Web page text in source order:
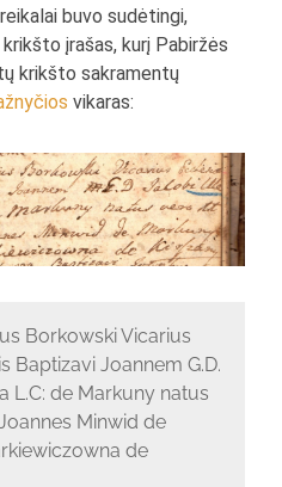
buvo sudėtingi,
įrašas, kurį Pabiržės
krikšto sakramentų
vikaras:
Borkowski Vicarius
Baptizavi Joannem G.D.
L.C: de Markuny natus
Minwid de
de